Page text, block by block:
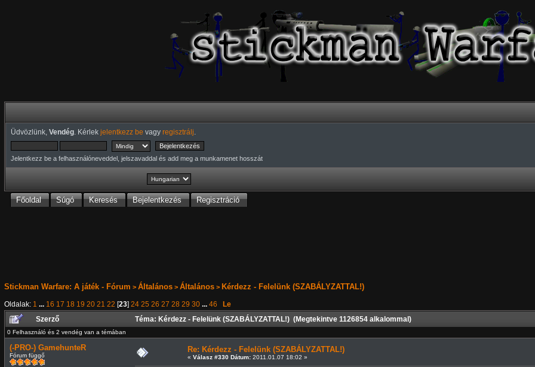
Üdvözlünk, Vendég. Kérlek jelentkezz be vagy regisztrálj
Jelentkezz be a felhasználóneveddel, jelszavaddal és add meg a munkamenet hosszát
Főoldal Súgó Keresés Bejelentkezés Regisztráció
Stickman Warfare: A játék - Fórum > Általános> Általános> Kérdezz - Felelünk (SZABÁLYZATTAL!)
Oldalak: 1 ... 16 17 18 19 20 21 22 [23] 24 25 26 27 28 29 30 ... 46
Le
Szerző
Téma: Kérdezz - Felelünk (SZABÁLYZATTAL!) (Megtekintve 1126854 alkalommal)
0 Felhasználó és 2 vendég van a témában
(-PRO-) GamehunteR
Fórum függő
Re: Kérdezz - Felelünk (SZABÁLYZATTAL!)
« Válasz #330 Dátum:2011.01.07 18:02 »